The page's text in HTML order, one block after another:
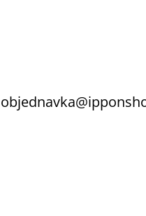
objednavka@